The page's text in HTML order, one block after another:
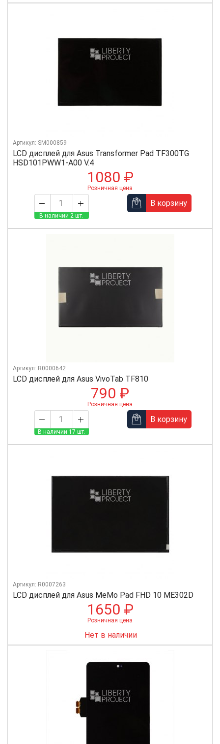
LCD дисплей для Asus Transformer Pad TF300TG
HSD101PWW1-A00 V.4
Артикул: SM000859
1080 ₽
Розничная цена
В наличии 2 шт.
В корзину
LCD дисплей для Asus VivoTab TF810
Артикул: R0000642
790 ₽
Розничная цена
В наличии 17 шт.
В корзину
LCD дисплей для Asus MeMo Pad FHD 10 ME302D
Артикул: R0007263
1650 ₽
Розничная цена
Нет в наличии